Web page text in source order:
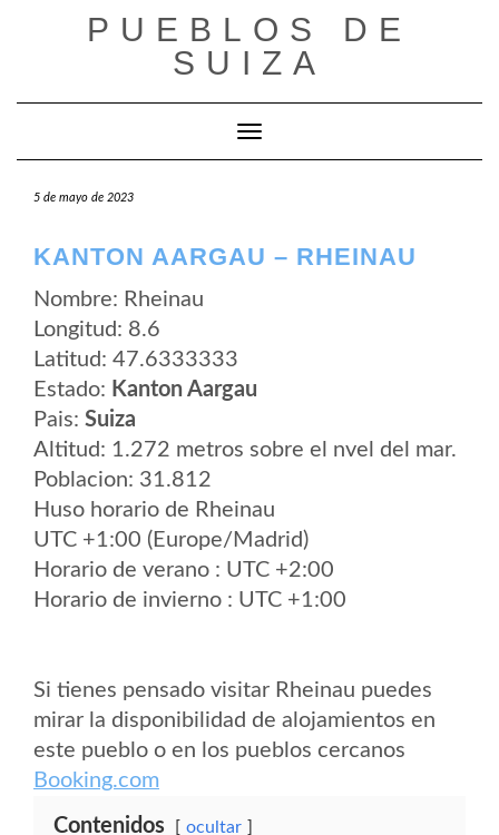
PUEBLOS DE
SUIZA
Cambiar modo de navegación
5 de mayo de 2023
KANTON AARGAU – RHEINAU
Nombre: Rheinau
Longitud: 8.6
Latitud: 47.6333333
Estado: Kanton Aargau
Pais: Suiza
Altitud: 1.272 metros sobre el nvel del mar.
Poblacion: 31.812
Huso horario de Rheinau
UTC +1:00 (Europe/Madrid)
Horario de verano : UTC +2:00
Horario de invierno : UTC +1:00
Si tienes pensado visitar Rheinau puedes
mirar la disponibilidad de alojamientos en
este pueblo o en los pueblos cercanos
Booking.com
Contenidos ocultar